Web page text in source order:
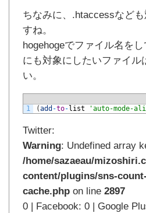
ちなみに、.htaccessなど
すね。
hogehogeでファイル名を
にも対象にしたいファイル
い。
1 (add -to-list 'auto-mode-
Twitter:
Warning: Undefined array
/home/sazaeau/
content/plugins/sns-
cache.php on line 2897
0 | Facebook: 0 | Google